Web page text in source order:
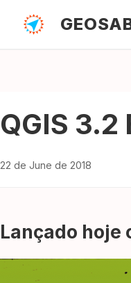
QGIS 3.2
22 de June de 2018
Lançado hoje